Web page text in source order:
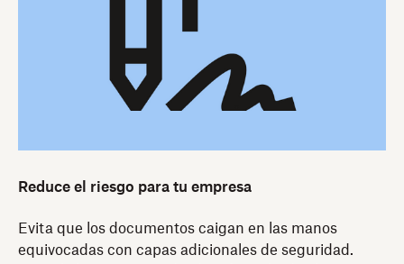
Reduce el riesgo para tu empresa
Evita que los documentos caigan en las manos
equivocadas con capas adicionales de seguridad.